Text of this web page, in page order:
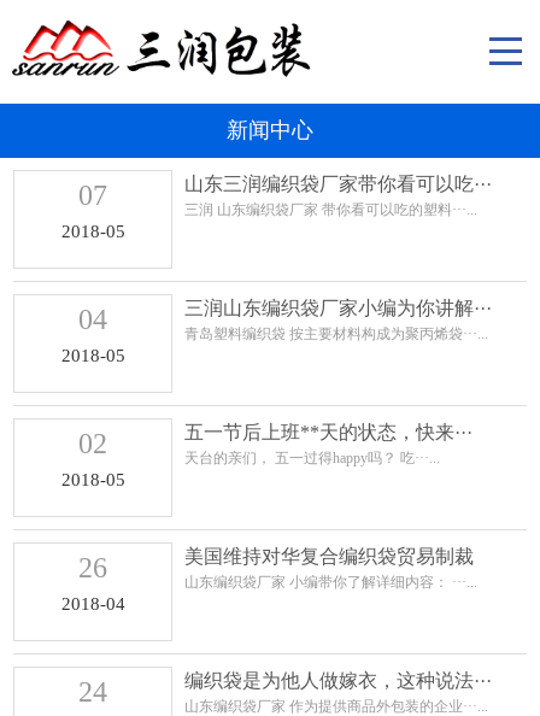
新闻中心
07
2018-05
山东三润编织袋厂家带你看可以吃···
三润 山东编织袋厂家 带你看可以吃的塑料···...
04
2018-05
三润山东编织袋厂家小编为你讲解···
青岛塑料编织袋 按主要材料构成为聚丙烯袋···...
02
2018-05
五一节后上班**天的状态，快来···
天台的亲们， 五一过得happy吗？ 吃···...
26
2018-04
美国维持对华复合编织袋贸易制裁
山东编织袋厂家 小编带你了解详细内容： ···...
24 编织袋是为他人做嫁衣，这种说法···
山东编织袋厂家 作为提供商品外包装的企业···...